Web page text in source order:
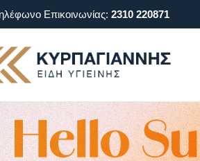
Επικοινωνίας: 2310 220871